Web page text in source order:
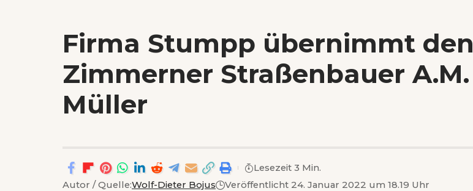
Firma Stumpp übernimmt den
Zimmerner Straßenbauer A.M.
Müller
Autor / Quelle:Wolf-Dieter Bojus
Veröffentlicht 24. Januar 2022 um 18.19 Uhr
Lesezeit 3 Min.